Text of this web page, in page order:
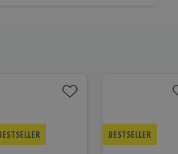
BESTSELLER